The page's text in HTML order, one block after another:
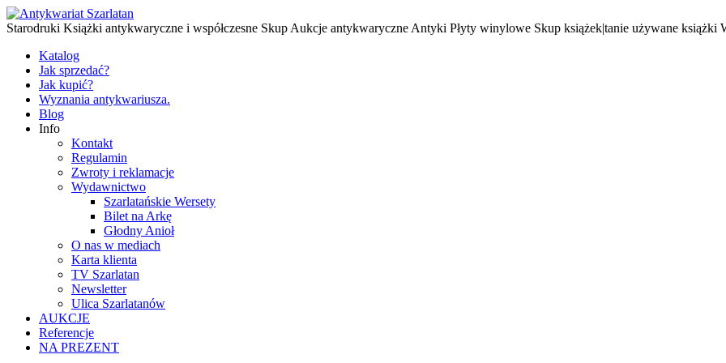
Starodruki Książki antykwaryczne i współczesne Skup Aukcje antykwaryczne Antyki Płyty winylowe Skup książek|tanie używane książki
Katalog
Jak sprzedać?
Jak kupić?
Wyznania antykwariusza.
Blog
Info
Kontakt
Regulamin
Zwroty i reklamacje
Wydawnictwo
Szarlatańskie Wersety
Bilet na Arkę
Głodny Anioł
O nas w mediach
Karta klienta
TV Szarlatan
Newsletter
Ulica Szarlatanów
AUKCJE
Referencje
NA PREZENT